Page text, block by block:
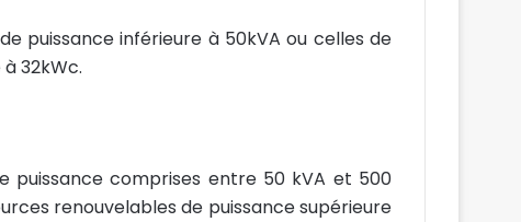
puissance inférieure à 50kVA ou celles de
32kWc.
puissance comprises entre 50 kVA et 500
renouvelables de puissance supérieure